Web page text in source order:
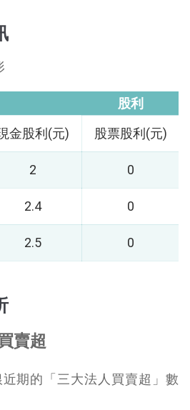
股利
金股利(元) 股票股利(元)
2 0
2.4 0
2.5 0
賣超
期的「三大法人買賣超」數